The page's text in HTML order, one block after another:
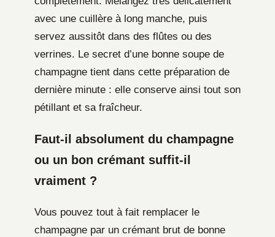
avec une cuillère à long manche, puis
servez aussitôt dans des flûtes ou des
verrines. Le secret d’une bonne soupe de
champagne tient dans cette préparation de
dernière minute : elle conserve ainsi tout son
pétillant et sa fraîcheur.
Faut-il absolument du champagne
ou un bon crémant suffit-il
vraiment ?
Vous pouvez tout à fait remplacer le
champagne par un crémant brut de bonne